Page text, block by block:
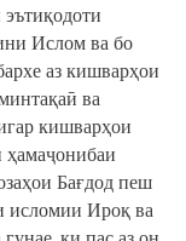
Ислом ва бо
аз кишварҳои
ва
кишварҳои
ҳамаҷонибаи
Бағдод пеш
исломии Ироқ ва